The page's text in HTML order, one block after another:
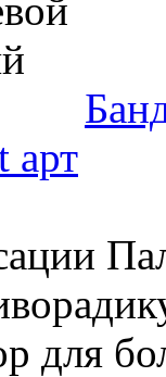
арт
для